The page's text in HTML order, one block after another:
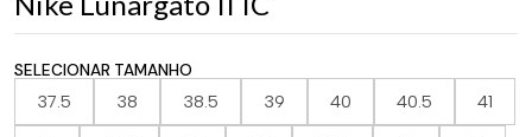
SELECIONAR TAMANHO
37.5 38 38.5 39 40 40.5 41